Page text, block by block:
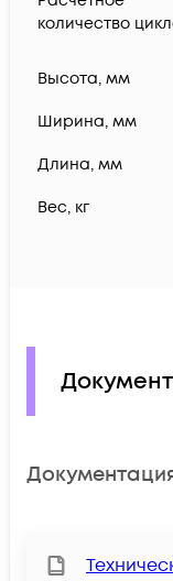
количество
Высота, мм
Ширина, мм
Длина, мм
Вес, кг